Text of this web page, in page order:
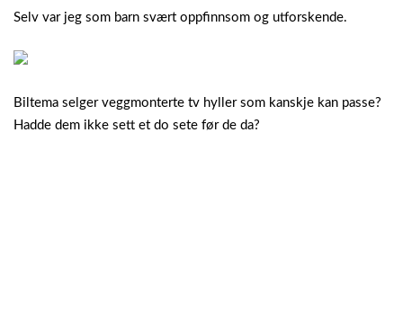
Selv var jeg som barn svært oppfinnsom og utforskende.
Biltema selger veggmonterte tv hyller som kanskje kan passe?
Hadde dem ikke sett et do sete før de da?